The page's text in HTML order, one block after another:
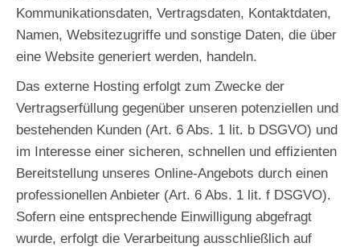
Kommunikationsdaten, Vertragsdaten, Kontaktdaten,
Namen, Websitezugriffe und sonstige Daten, die über
eine Website generiert werden, handeln.
Das externe Hosting erfolgt zum Zwecke der
Vertragserfüllung gegenüber unseren potenziellen und
bestehenden Kunden (Art. 6 Abs. 1 lit. b DSGVO) und
im Interesse einer sicheren, schnellen und effizienten
Bereitstellung unseres Online-Angebots durch einen
professionellen Anbieter (Art. 6 Abs. 1 lit. f DSGVO).
Sofern eine entsprechende Einwilligung abgefragt
wurde, erfolgt die Verarbeitung ausschließlich auf